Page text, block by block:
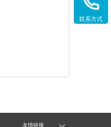
联系方式
友情链接